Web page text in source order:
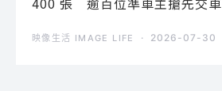
映像生活 IMAGE LIFE 2026-07-30